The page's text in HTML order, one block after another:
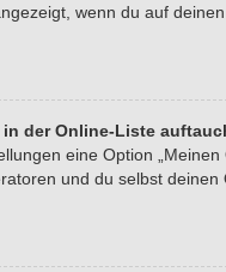
wenn du auf
der Online-Liste
eine Option
und du selbst